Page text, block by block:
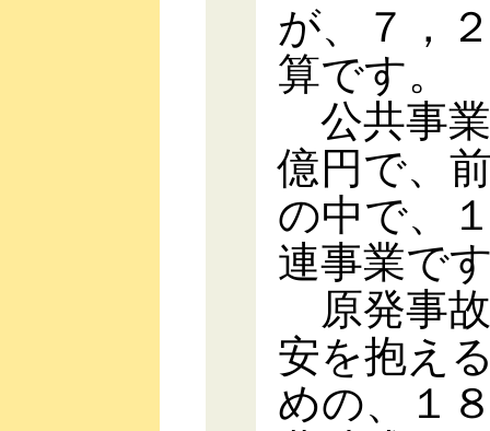
が、７，
算です。
公共事業
億円で、
の中で、
連事業で
原発事
安を抱え
めの、１